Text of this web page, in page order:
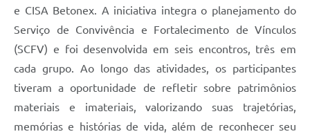
e CISA Betonex. A iniciativa integra o planejamento do
Serviço de Convivência e Fortalecimento de Vínculos
(SCFV) e foi desenvolvida em seis encontros, três em
cada grupo. Ao longo das atividades, os participantes
tiveram a oportunidade de refletir sobre patrimônios
materiais e imateriais, valorizando suas trajetórias,
memórias e histórias de vida, além de reconhecer seu